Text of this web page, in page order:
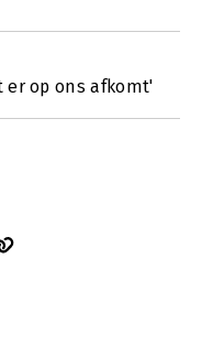
er op ons afkomt'